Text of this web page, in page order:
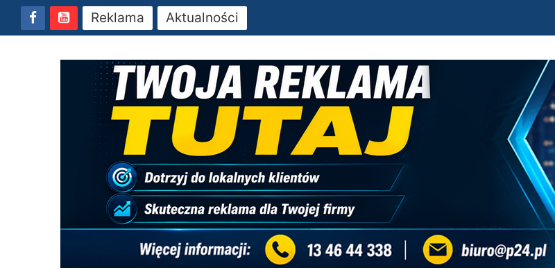
Reklama Aktualności